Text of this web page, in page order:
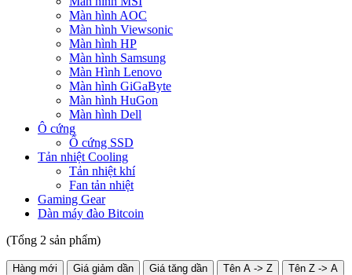
Màn hình AOC
Màn hình Viewsonic
Màn hình HP
Màn hình Samsung
Màn Hình Lenovo
Màn hình GiGaByte
Màn hình HuGon
Màn hình Dell
Ô cứng
Ổ cứng SSD
Tản nhiệt Cooling
Tản nhiệt khí
Fan tản nhiệt
Gaming Gear
Dàn máy đào Bitcoin
(Tổng 2 sản phẩm)
Hàng mới Giá giảm dần Giá tăng dần Tên A -> Z Tên Z -> A